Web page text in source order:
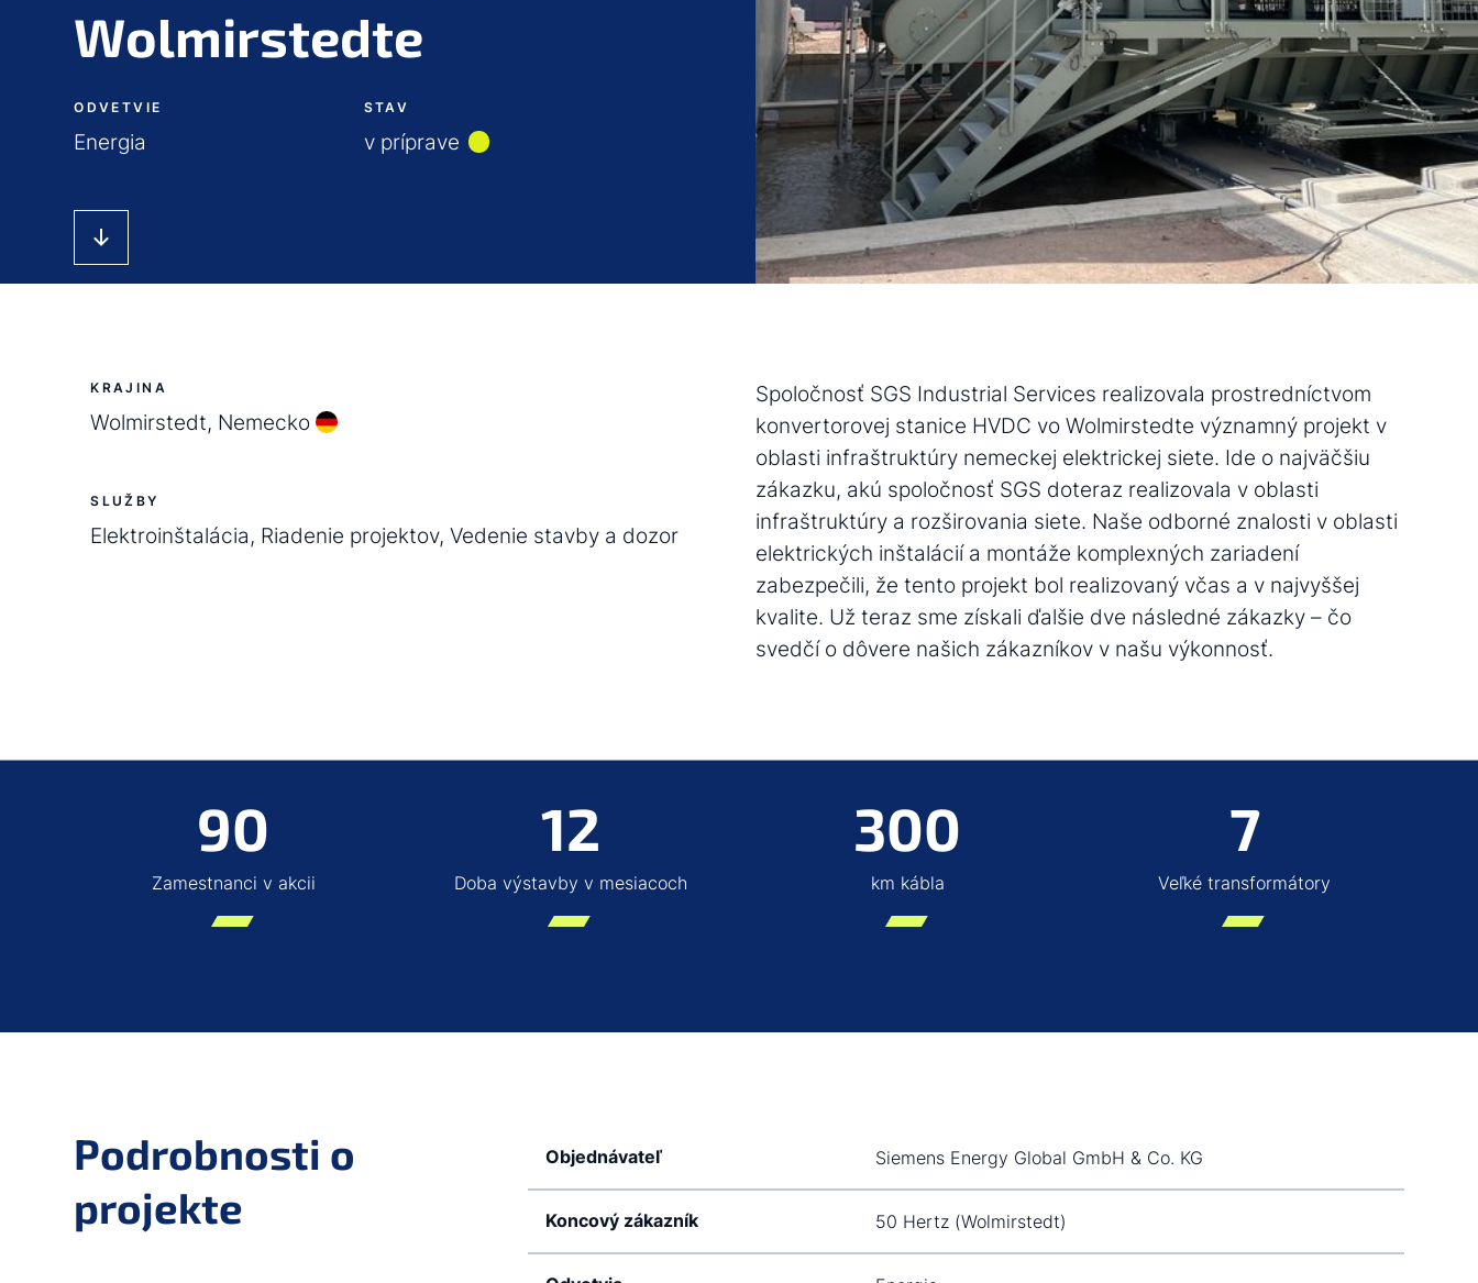
Wolmirstedte
ODVETVIE
Energia
STAV
v príprave
KRAJINA
Wolmirstedt, Nemecko
SLUŽBY
Elektroinštalácia, Riadenie projektov, Vedenie stavby a dozor
Spoločnosť SGS Industrial Services realizovala prostredníctvom
konvertorovej stanice HVDC vo Wolmirstedte významný projekt v
oblasti infraštruktúry nemeckej elektrickej siete. Ide o najväčšiu
zákazku, akú spoločnosť SGS doteraz realizovala v oblasti
infraštruktúry a rozširovania siete. Naše odborné znalosti v oblasti
elektrických inštalácií a montáže komplexných zariadení
zabezpečili, že tento projekt bol realizovaný včas a v najvyššej
kvalite. Už teraz sme získali ďalšie dve následné zákazky – čo
svedčí o dôvere našich zákazníkov v našu výkonnosť.
90
Zamestnanci v akcii
12
Doba výstavby v mesiacoch
300
km kábla
7
Veľké transformátory
Podrobnosti o
projekte
Objednávateľ Siemens Energy Global GmbH & Co. KG
Koncový zákazník 50 Hertz (Wolmirstedt)